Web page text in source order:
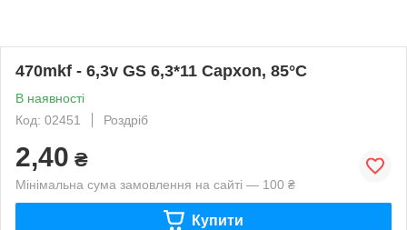
470mkf - 6,3v GS 6,3*11 Capxon, 85°C
В наявності
Код: 02451
Роздріб
2,40 ₴
Мінімальна сума замовлення на сайті — 100 ₴
Купити